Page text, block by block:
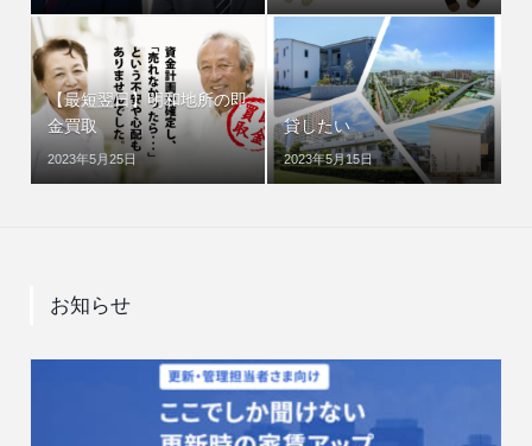
【最短翌日】明和地所の即
金買取
2023年5月25日
貸したい
2023年5月15日
お知らせ